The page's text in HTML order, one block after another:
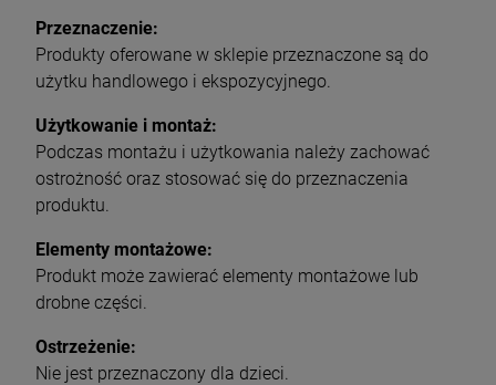
Przeznaczenie:
Produkty oferowane w sklepie przeznaczone są do
użytku handlowego i ekspozycyjnego.
Użytkowanie i montaż:
Podczas montażu i użytkowania należy zachować
ostrożność oraz stosować się do przeznaczenia
produktu.
Elementy montażowe:
Produkt może zawierać elementy montażowe lub
drobne części.
Ostrzeżenie:
Nie jest przeznaczony dla dzieci.